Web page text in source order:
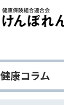
健康コラム